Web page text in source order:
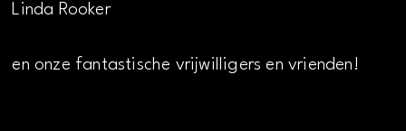
Linda Rooker
en onze fantastische vrijwilligers en vrienden!